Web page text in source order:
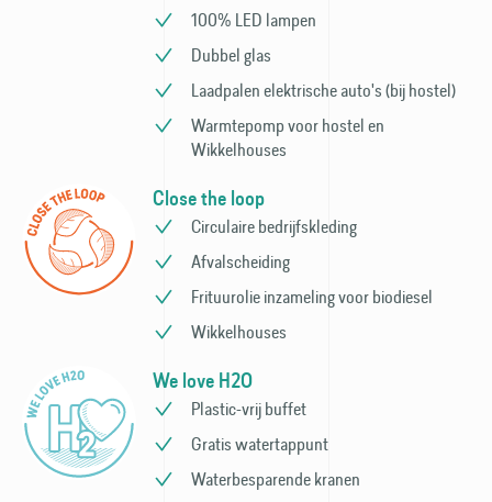
100% LED lampen
Dubbel glas
Laadpalen elektrische auto's (bij hostel)
Warmtepomp voor hostel en
Wikkelhouses
Close the loop
Circulaire bedrijfs­kleding
Afvalscheiding
Frituurolie inzameling voor bio­diesel
Wikkelhouses
We love H2O
Plastic-vrij buffet
Gratis watertappunt
Waterbesparende kranen